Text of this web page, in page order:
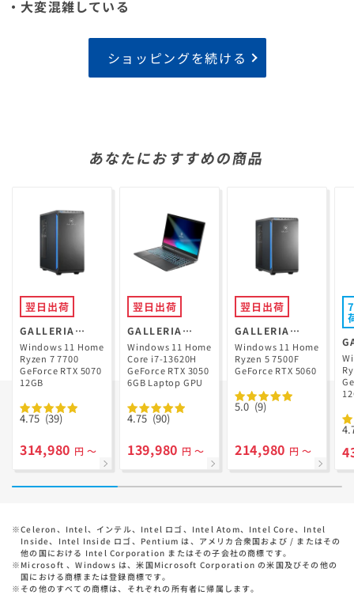
・大変混雑している
ショッピングを続ける
あなたにおすすめの商品
翌日出荷
GALLERIA
XPR7A-R57-GD
Ryzen 7 7700
搭載
Windows 11 Home
Ryzen 7 7700
GeForce RTX 5070
12GB
4.75 (39)
314,980 円 ～
翌日出荷
GALLERIA
RL7C-R35-5N
Windows 11 Home
Core i7-13620H
GeForce RTX 3050
6GB Laptop GPU
4.75 (90)
139,980 円 ～
翌日出荷
GALLERIA
XGR5M-R56-
GD Ryzen 5
7500F搭載
Windows 11 Home
Ryzen 5 7500F
GeForce RTX 5060
5.0 (9)
214,980 円 ～
※Celeron、Intel、インテル、Intel ロゴ、Intel Atom、Intel Core、Intel
Inside、Intel Inside ロゴ、Pentium は、アメリカ合衆国および / またはその
他の国における Intel Corporation またはその子会社の商標です。
※ Microsoft 、Windows は、米国Microsoft Corporation の米国及びその他の
国における商標または登録商標です。
※ その他のすべての商標は、それぞれの所有者に帰属します。